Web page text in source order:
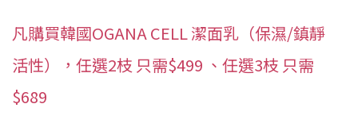
凡購買韓國OGANA CELL 潔面乳（保濕/鎮靜
活性），任選2枝 只需$499 、任選3枝 只需
$689